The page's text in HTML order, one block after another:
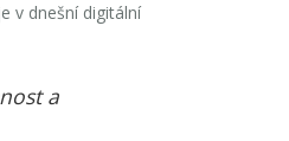
v dnešní digitální
a